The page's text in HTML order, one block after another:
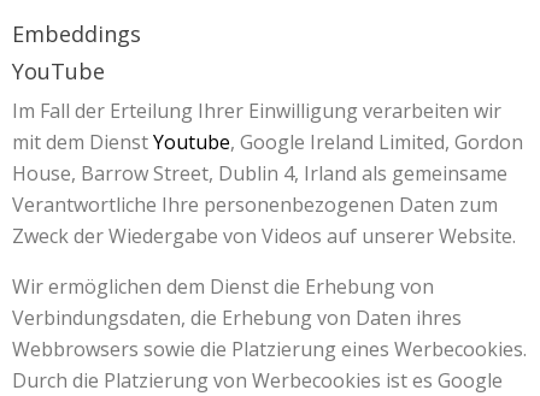
Embeddings
YouTube
Im Fall der Erteilung Ihrer Einwilligung verarbeiten wir
mit dem DienstYoutube, Google Ireland Limited, Gordon
House, Barrow Street, Dublin 4, Irland als gemeinsame
Verantwortliche Ihre personenbezogenen Daten zum
Zweck der Wiedergabe von Videos auf unserer Website.
Wir ermöglichen dem Dienst die Erhebung von
Verbindungsdaten, die Erhebung von Daten ihres
Webbrowsers sowie die Platzierung eines Werbecookies.
Durch die Platzierung von Werbecookies ist es Google